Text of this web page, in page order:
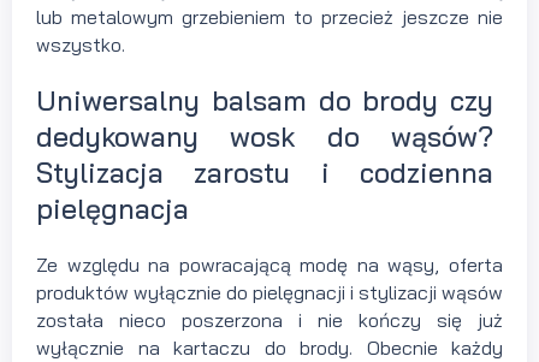
lub metalowym grzebieniem to przecież jeszcze nie
wszystko.
Uniwersalny balsam do brody czy
dedykowany wosk do wąsów?
Stylizacja zarostu i codzienna
pielęgnacja
Ze względu na powracającą modę na wąsy, oferta
produktów wyłącznie do pielęgnacji i stylizacji wąsów
została nieco poszerzona i nie kończy się już
wyłącznie na kartaczu do brody. Obecnie każdy